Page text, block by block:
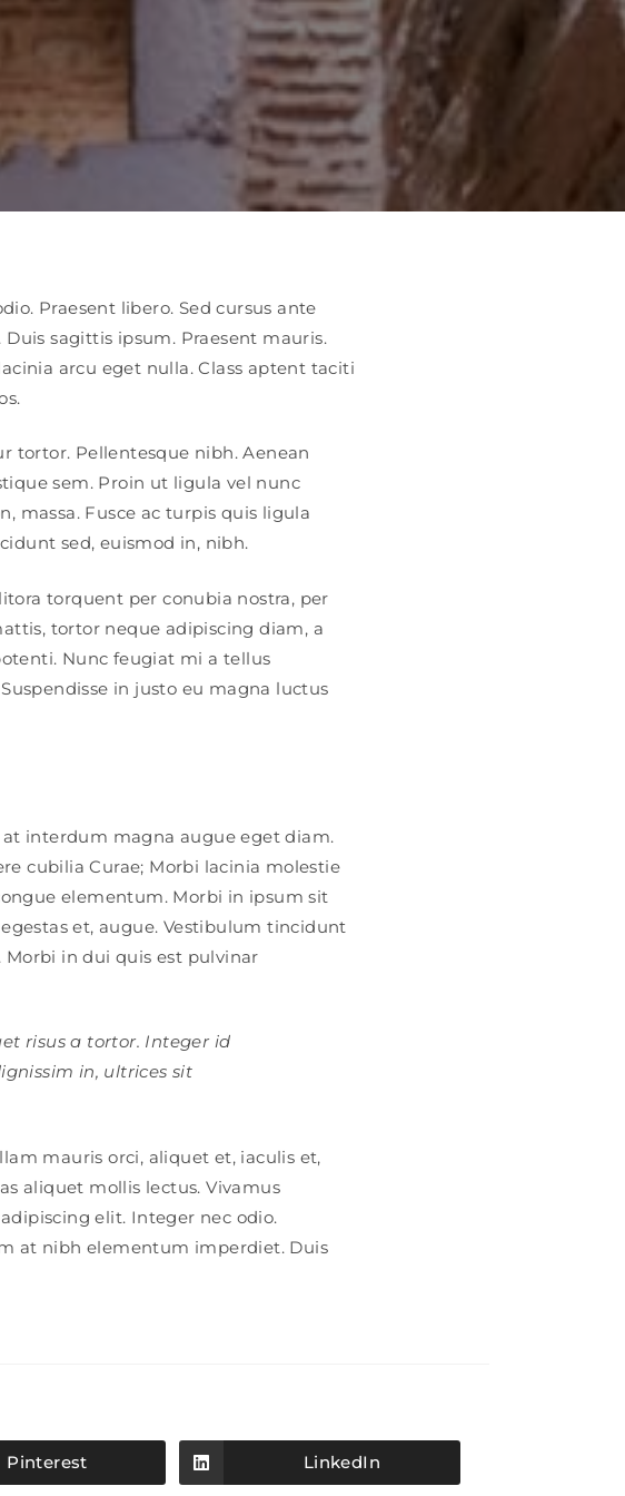
Praesent libero. Sed cursus ante
sagittis ipsum. Praesent mauris.
arcu eget nulla. Class aptent taciti
tortor. Pellentesque nibh. Aenean
sem. Proin ut ligula vel nunc
massa. Fusce ac turpis quis ligula
sed, euismod in, nibh.
torquent per conubia nostra, per
tortor neque adipiscing diam, a
Nunc feugiat mi a tellus
in justo eu magna luctus
interdum magna augue eget diam.
cubilia Curae; Morbi lacinia molestie
elementum. Morbi in ipsum sit
et, augue. Vestibulum tincidunt
in dui quis est pulvinar
risus a tortor. Integer id
in, ultrices sit
mauris orci, aliquet et, iaculis et,
aliquet mollis lectus. Vivamus
elit. Integer nec odio.
at nibh elementum imperdiet. Duis
Opens
in
Pinterest Opens
in
LinkedIn